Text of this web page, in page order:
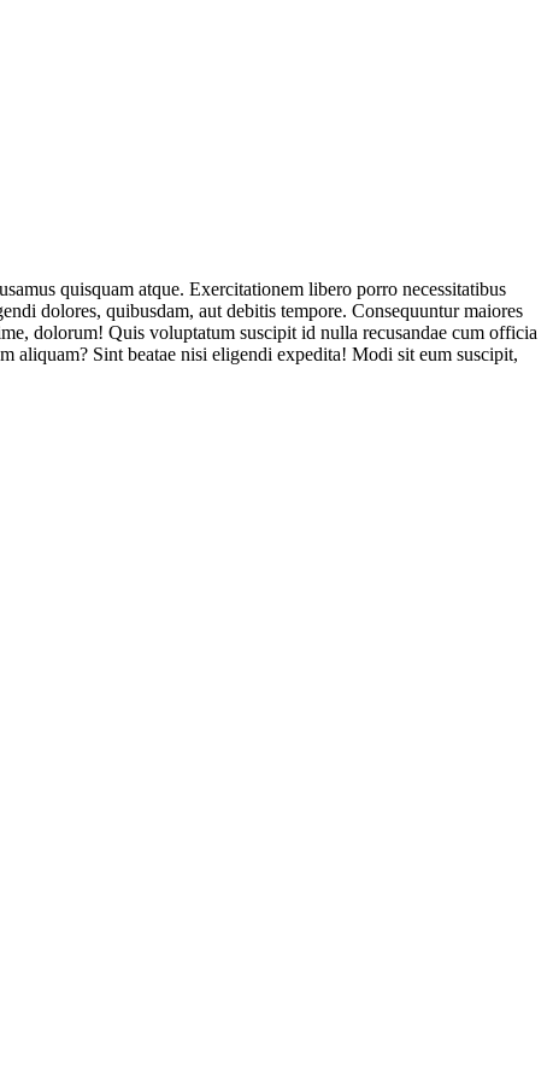
quisquam atque. Exercitationem libero porro necessitatibus
dolores, quibusdam, aut debitis tempore. Consequuntur maiores
dolorum! Quis voluptatum suscipit id nulla recusandae cum officia
aliquam? Sint beatae nisi eligendi expedita! Modi sit eum suscipit,